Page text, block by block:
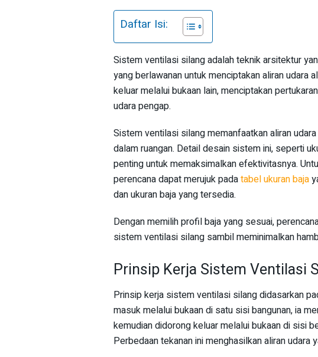
Daftar Isi:
Sistem ventilasi silang adalah teknik arsitektur
yang berlawanan untuk menciptakan aliran udara
keluar melalui bukaan lain, menciptakan
udara pengap.
Sistem ventilasi silang memanfaatkan aliran
dalam ruangan. Detail desain sistem ini, seperti
penting untuk memaksimalkan efektivitasnya.
perencana dapat merujuk padatabel ukuran baja
dan ukuran baja yang tersedia.
Dengan memilih profil baja yang sesuai,
sistem ventilasi silang sambil meminimalkan
Prinsip Kerja Sistem Ventilasi
Prinsip kerja sistem ventilasi silang didasarkan
masuk melalui bukaan di satu sisi bangunan, ia
kemudian didorong keluar melalui bukaan di sisi
Perbedaan tekanan ini menghasilkan aliran udara